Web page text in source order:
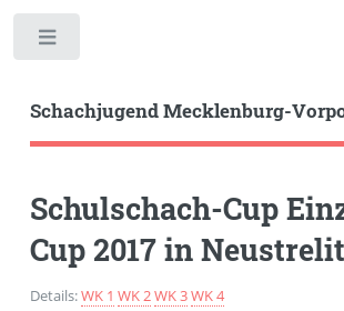
Schachjugend Mecklenburg-
Schulschach-Cup
Cup 2017 in
Details:WK 1 WK 2WK 3WK 4